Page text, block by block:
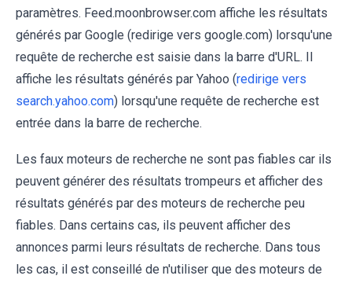
paramètres. Feed.moonbrowser.com affiche les résultats
générés par Google (redirige vers google.com) lorsqu'une
requête de recherche est saisie dans la barre d'URL. Il
affiche les résultats générés par Yahoo (redirige vers
search.yahoo.com) lorsqu'une requête de recherche est
entrée dans la barre de recherche.
Les faux moteurs de recherche ne sont pas fiables car ils
peuvent générer des résultats trompeurs et afficher des
résultats générés par des moteurs de recherche peu
fiables. Dans certains cas, ils peuvent afficher des
annonces parmi leurs résultats de recherche. Dans tous
les cas, il est conseillé de n'utiliser que des moteurs de